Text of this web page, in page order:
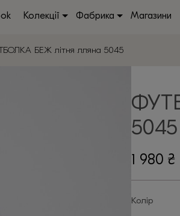
Колекції Фабрика Магазини
БЕЖ літня лляна 5045
5045
1 980 ₴
Колір